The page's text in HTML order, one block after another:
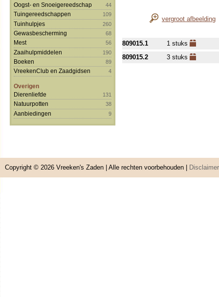
Oogst- en Snoeigereedschap
44
Tuingereedschappen 109
Tuinhulpjes 260
Gewasbescherming 68
Mest 56
Zaaihulpmiddelen 190
Boeken 89
VreekenClub en Zaadgidsen 4
Overigen
Dierenliefde
131
Natuurpotten 38
Aanbiedingen 9
vergroot afbeelding
809015.1
1 stuks
809015.2
3 stuks
Copyright © 2026 Vreeken's Zaden | Alle rechten voorbehouden | Disclaimer